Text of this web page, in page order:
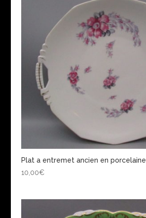
Plat a entremet ancien en porcelaine
10,00€